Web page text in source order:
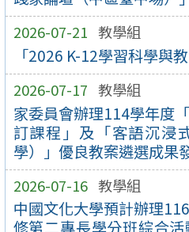
2026-07-21 教學組
「2026 K-12學習科學與
2026-07-17 教學組
家委員會辦理114學年度
訂課程」及「客語沉浸
學）」優良教案遴選成果
2026-07-16 教學組
中國文化大學預計辦理